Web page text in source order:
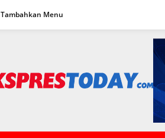
Tambahkan Menu